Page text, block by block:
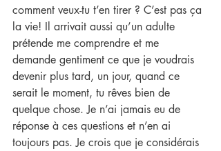
comment veux-tu t’en tirer ? C’est pas ça
la vie! Il arrivait aussi qu’un adulte
prétende me comprendre et me
demande gentiment ce que je voudrais
devenir plus tard, un jour, quand ce
serait le moment, tu rêves bien de
quelque chose. Je n’ai jamais eu de
réponse à ces questions et n’en ai
toujours pas. Je crois que je considérais